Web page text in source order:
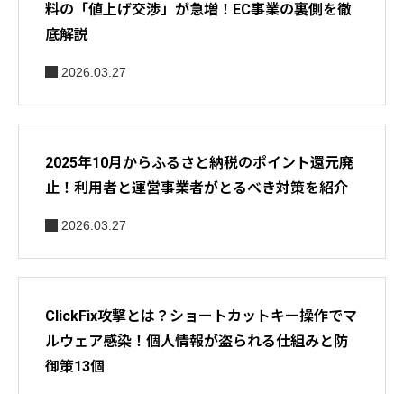
料の「値上げ交渉」が急増！EC事業の裏側を徹
底解説
2026.03.27
2025年10月からふるさと納税のポイント還元廃
止！利用者と運営事業者がとるべき対策を紹介
2026.03.27
ClickFix攻撃とは？ショートカットキー操作でマ
ルウェア感染！個人情報が盗られる仕組みと防
御策13個